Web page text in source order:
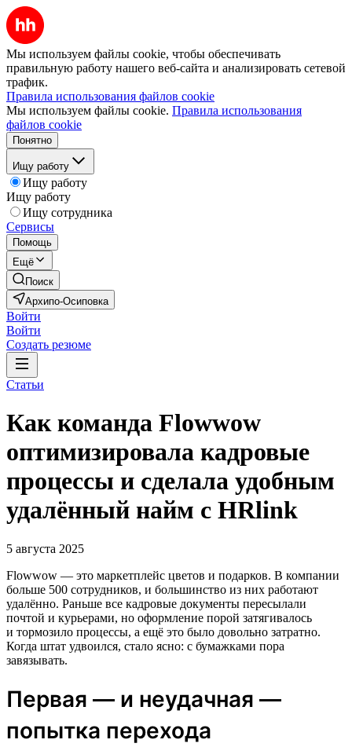
Мы используем файлы cookie, чтобы обеспечивать
правильную работу нашего веб-сайта и анализировать сетевой
трафик.
Правила использования файлов cookie
Мы используем файлы cookie. Правила использования
файлов cookie
Понятно
Ищу работу
Ищу работу
Ищу работу
Ищу сотрудника
Сервисы
Помощь
Ещё
Поиск
Архипо-Осиповка
Войти
Войти
Создать резюме
Статьи
Как команда Flowwow
оптимизировала кадровые
процессы и сделала удобным
удалённый найм с HRlink
5 августа 2025
Flowwow — это маркетплейс цветов и подарков. В компании
больше 500 сотрудников, и большинство из них работают
удалённо. Раньше все кадровые документы пересылали
почтой и курьерами, но оформление порой затягивалось
и тормозило процессы, а ещё это было довольно затратно.
Когда штат удвоился, стало ясно: с бумажками пора
завязывать.
Первая — и неудачная —
попытка перехода